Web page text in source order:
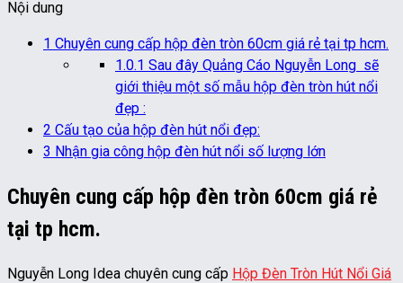
Nội dung
1 Chuyên cung cấp hộp đèn tròn 60cm giá rẻ tại tp hcm.
1.0.1 Sau đây Quảng Cáo Nguyễn Long sẽ
giới thiệu một số mẫu hộp đèn tròn hút nổi
đẹp :
2 Cấu tạo của hộp đèn hút nổi đẹp:
3 Nhận gia công hộp đèn hút nổi số lượng lớn
Chuyên cung cấp hộp đèn tròn 60cm giá rẻ
tại tp hcm.
Nguyễn Long Idea chuyên cung cấp Hộp Đèn Tròn Hút Nổi Giá